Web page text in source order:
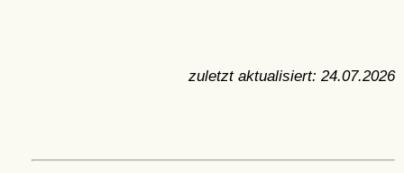
zuletzt aktualisiert: 24.07.2026